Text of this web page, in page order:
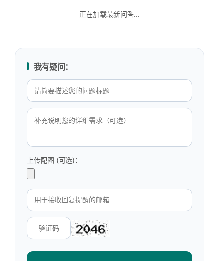
正在加载最新问答...
我有疑问：
上传配图 (可选)：